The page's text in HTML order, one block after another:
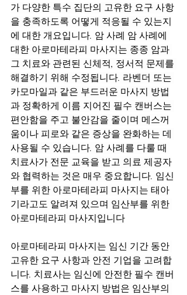
가 다양한 특수 집단의 고유한 요구 사항
을 충족하도록 어떻게 적응될 수 있는지
에 대한 개요입니다. 암 사례 암 사례에
대한 아로마테라피 마사지는 종종 암과
그 치료와 관련된 신체적, 정서적 문제를
해결하기 위해 수정됩니다. 라벤더 또는
카모마일과 같은 부드러운 마사지 방법
과 정확하게 이름 지어진 필수 캔버스는
편안함을 주고 불안감을 줄이며 메스꺼
움이나 피로와 같은 증상을 완화하는 데
사용될 수 있습니다. 암 사례를 다룰 때
치료사가 전문 교육을 받고 의료 제공자
와 협력하는 것은 매우 중요합니다. 임신
부를 위한 아로마테라피 마사지는 태아
기라고도 알려져 있으며 임산부를 위한
아로마테라피 마사지입니다
아로마테라피 마사지는 임신 기간 동안
고유한 요구 사항과 안전 기업을 고려합
니다. 치료사는 임신에 안전한 필수 캔버
스를 사용하고 마사지 방법은 임산부의